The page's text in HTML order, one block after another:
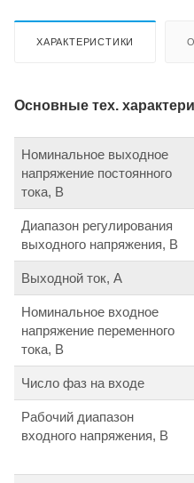
ХАРАКТЕРИСТИКИ
Основные тех.
Номинальное выходное
напряжение постоянного
тока, В
Диапазон регулирования
выходного напряжения, В
Выходной ток, А
Номинальное входное
напряжение переменного
тока, В
Число фаз на входе
Рабочий диапазон
входного напряжения, В